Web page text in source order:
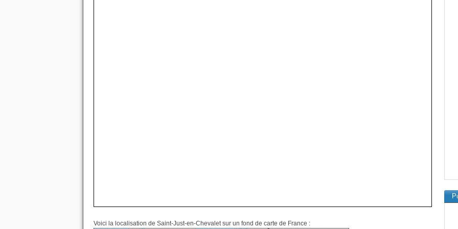
Voici la localisation de Saint-Just-en-Chevalet sur un fond de carte de France :